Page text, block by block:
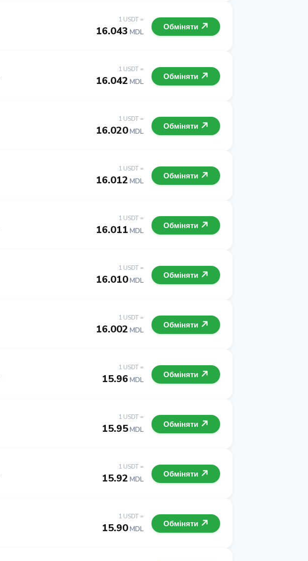
1 USDT =
16.043 MDL
Обміняти
1 USDT =
16.042 MDL
Обміняти
1 USDT =
16.020MDL
Обміняти
1 USDT =
16.012 MDL
Обміняти
1 USDT =
16.011 MDL
Обміняти
1 USDT =
16.010MDL
Обміняти
1 USDT =
16.002 MDL
Обміняти
1 USDT =
15.96 MDL
Обміняти
1 USDT =
15.95MDL
Обміняти
1 USDT =
15.92 MDL
Обміняти
1 USDT =
15.90MDL
Обміняти